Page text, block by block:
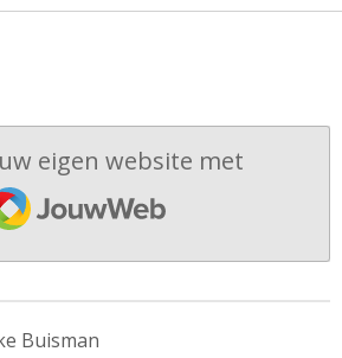
eigen website met
Buisman